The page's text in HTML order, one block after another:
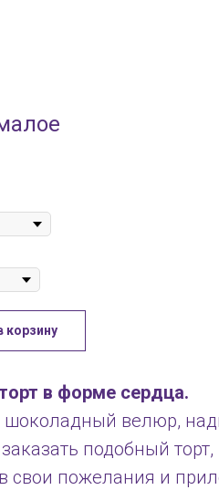
корзину
в форме сердца.
шоколадный велюр,
подобный торт,
свои пожелания и